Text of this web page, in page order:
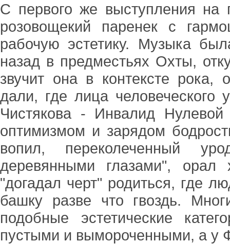
С первого же выступления на
розовощекий паренек с
рабочую эстетику. Музыка
назад в предместьях Охты,
звучит она в контексте рока,
дали, где лица человеческого
Чистякова - Инвалид
оптимизмом и зарядом
вопил, переколеченный
деревянными глазами",
"догадал черт" родиться, где
башку разве что гвоздь.
подобные эстетические
пустыми и вымороченными, а у